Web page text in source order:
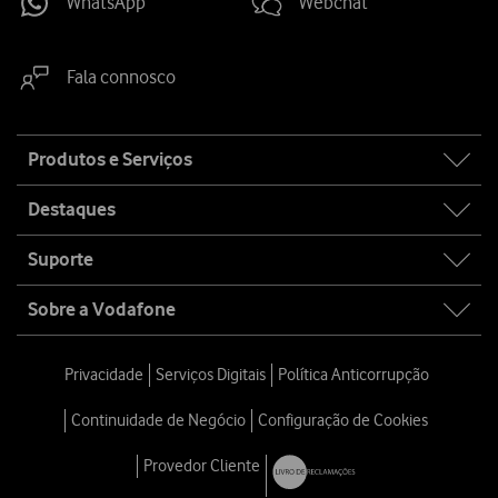
Fala connosco
map
Produtos e Serviços
Destaques
Suporte
Sobre a Vodafone
Privacidade Serviços Digitais Política Anticorrupção
Continuidade de Negócio Configuração de Cookies
Provedor Cliente